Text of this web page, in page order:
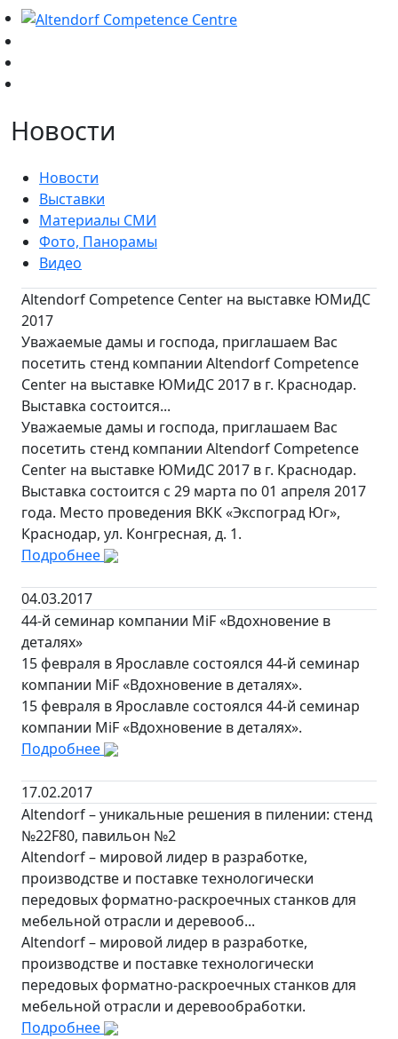
Новости
Новости
Выставки
Материалы СМИ
Фото, Панорамы
Видео
Altendorf Competence Center на выставке ЮМиДС
2017
Уважаемые дамы и господа, приглашаем Вас
посетить стенд компании Altendorf Competence
Center на выставке ЮМиДС 2017 в г. Краснодар.
Выставка состоится...
Уважаемые дамы и господа, приглашаем Вас
посетить стенд компании Altendorf Competence
Center на выставке ЮМиДС 2017 в г. Краснодар.
Выставка состоится с 29 марта по 01 апреля 2017
года. Место проведения ВКК «Экспоград Юг»,
Краснодар, ул. Конгресная, д. 1.
Подробнее
04.03.2017
44-й семинар компании MiF «Вдохновение в
деталях»
15 февраля в Ярославле состоялся 44-й семинар
компании MiF «Вдохновение в деталях».
15 февраля в Ярославле состоялся 44-й семинар
компании MiF «Вдохновение в деталях».
Подробнее
17.02.2017
Altendorf – уникальные решения в пилении: стенд
№22F80, павильон №2
Altendorf – мировой лидер в разработке,
производстве и поставке технологически
передовых форматно-раскроечных станков для
мебельной отрасли и деревооб...
Altendorf – мировой лидер в разработке,
производстве и поставке технологически
передовых форматно-раскроечных станков для
мебельной отрасли и деревообработки.
Подробнее